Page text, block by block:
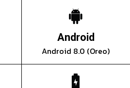
Android
Android 8.0 (Oreo)